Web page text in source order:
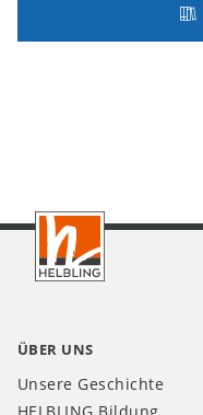
Footer
AT
ÜBER UNS
Unsere Geschichte